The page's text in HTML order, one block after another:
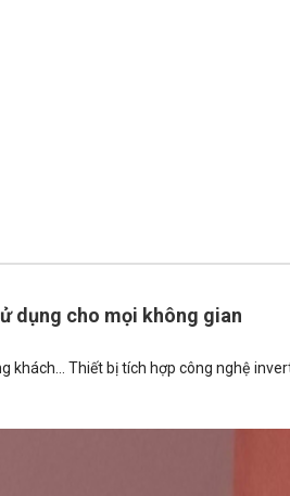
dụng cho mọi không gian
Thiết bị tích hợp công nghệ